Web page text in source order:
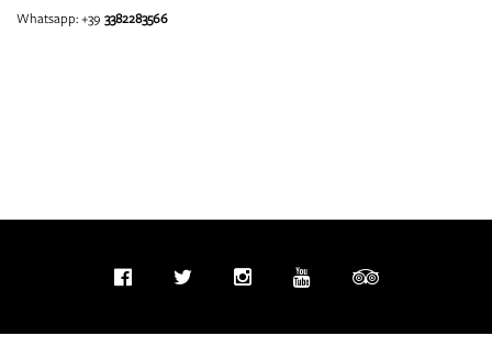
Whatsapp: +39 3382283566